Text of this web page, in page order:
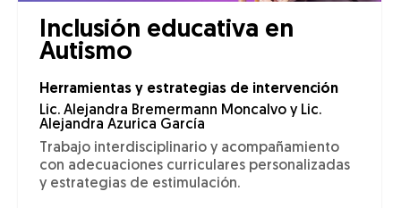
Inclusión educativa en
Autismo
Herramientas y estrategias de intervención
Lic. Alejandra Bremermann Moncalvo y Lic.
Alejandra Azurica García
Trabajo interdisciplinario y acompañamiento
con adecuaciones curriculares personalizadas
y estrategias de estimulación.